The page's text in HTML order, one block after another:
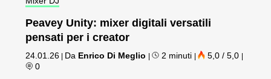
Peavey Unity: mixer digitali versatili
pensati per i creator
24.01.26 | Da Enrico Di Meglio | 2 minuti | 5,0 / 5,0 |
0